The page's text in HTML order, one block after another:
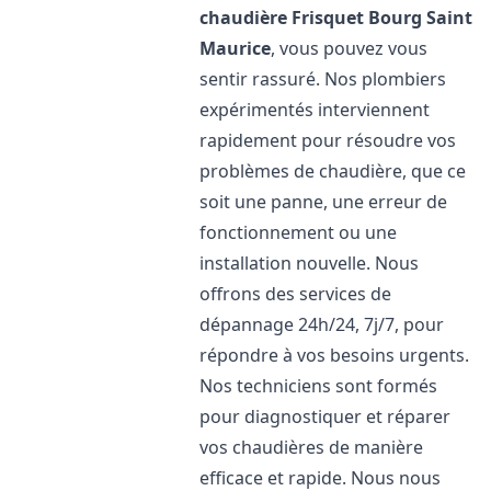
chaudière Frisquet Bourg Saint
Maurice, vous pouvez vous
sentir rassuré. Nos plombiers
expérimentés interviennent
rapidement pour résoudre vos
problèmes de chaudière, que ce
soit une panne, une erreur de
fonctionnement ou une
installation nouvelle. Nous
offrons des services de
dépannage 24h/24, 7j/7, pour
répondre à vos besoins urgents.
Nos techniciens sont formés
pour diagnostiquer et réparer
vos chaudières de manière
efficace et rapide. Nous nous